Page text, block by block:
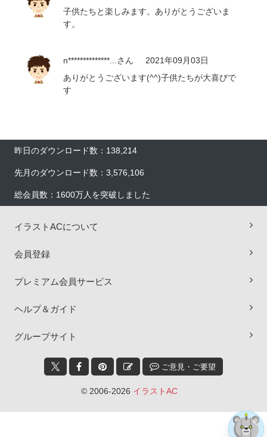
子供たちと楽しみます。ありがとうございま
す。
n**************...さん
2021年09月03日
ありがとうございます(^^)子供たちが大喜びで
す
昨日のダウンロード数：138,214
先月のダウンロード数：3,576,106
総会員数：1600万人を突破しました
イラストACについて
会員登録
プレミアム会員サービス
ヘルプ＆ガイド
グループサイト
ご意見・ご要望
© 2006-2026 イラストAC